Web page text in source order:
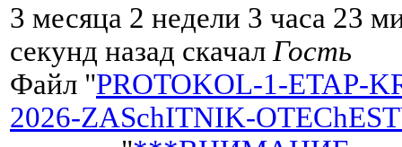
3 месяца 2 недели 3 часа 23
секунд назад скачал Гость
Файл "PROTOKOL-1-ETAP-
2026-ZASchITNIK-